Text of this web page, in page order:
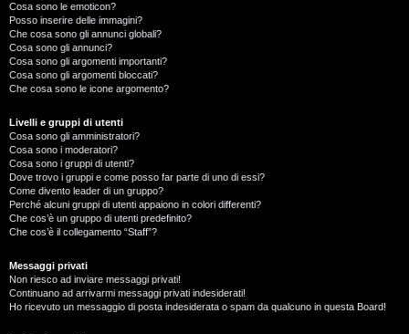
Cosa sono le emoticon?
Posso inserire delle immagini?
Che cosa sono gli annunci globali?
Cosa sono gli annunci?
Cosa sono gli argomenti importanti?
Cosa sono gli argomenti bloccati?
Che cosa sono le icone argomento?
Livelli e gruppi di utenti
Cosa sono gli amministratori?
Cosa sono i moderatori?
Cosa sono i gruppi di utenti?
Dove trovo i gruppi e come posso far parte di uno di essi?
Come divento leader di un gruppo?
Perché alcuni gruppi di utenti appaiono in colori differenti?
Che cos’è un gruppo di utenti predefinito?
Che cos’è il collegamento “Staff”?
Messaggi privati
Non riesco ad inviare messaggi privati!
Continuano ad arrivarmi messaggi privati indesiderati!
Ho ricevuto un messaggio di posta indesiderata o spam da qualcuno in questa Board!